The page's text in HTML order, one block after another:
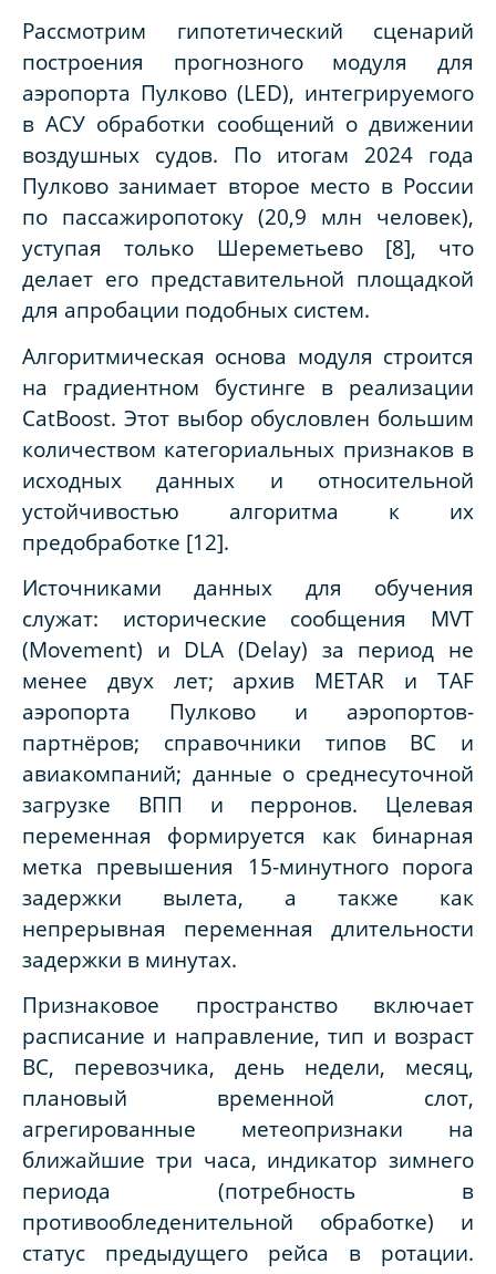
Рассмотрим гипотетический сценарий
построения прогнозного модуля для
аэропорта Пулково (LED), интегрируемого
в АСУ обработки сообщений о движении
воздушных судов. По итогам 2024 года
Пулково занимает второе место в России
по пассажиропотоку (20,9 млн человек),
уступая только Шереметьево [8], что
делает его представительной площадкой
для апробации подобных систем.
Алгоритмическая основа модуля строится
на градиентном бустинге в реализации
CatBoost. Этот выбор обусловлен большим
количеством категориальных признаков в
исходных данных и относительной
устойчивостью алгоритма к их
предобработке [12].
Источниками данных для обучения
служат: исторические сообщения MVT
(Movement) и DLA (Delay) за период не
менее двух лет; архив METAR и TAF
аэропорта Пулково и аэропортов-
партнёров; справочники типов ВС и
авиакомпаний; данные о среднесуточной
загрузке ВПП и перронов. Целевая
переменная формируется как бинарная
метка превышения 15-минутного порога
задержки вылета, а также как
непрерывная переменная длительности
задержки в минутах.
Признаковое пространство включает
расписание и направление, тип и возраст
ВС, перевозчика, день недели, месяц,
плановый временной слот,
агрегированные метеопризнаки на
ближайшие три часа, индикатор зимнего
периода (потребность в
противообледенительной обработке) и
статус предыдущего рейса в ротации.